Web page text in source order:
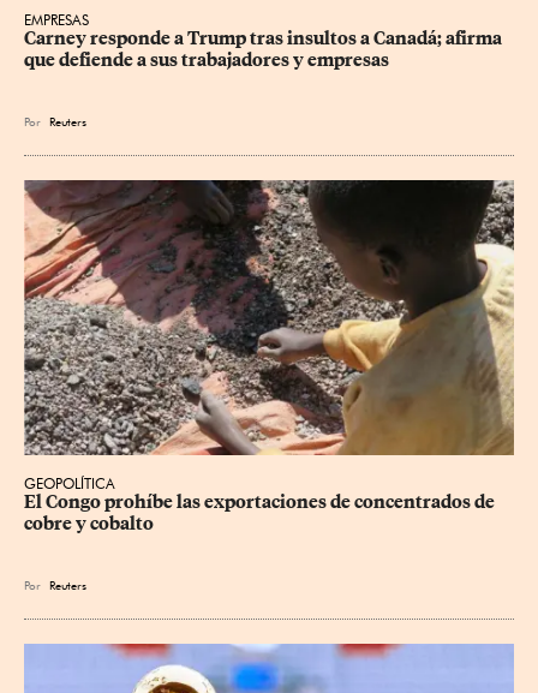
EMPRESAS
Carney responde a Trump tras insultos a Canadá; afirma
que defiende a sus trabajadores y empresas
Por Reuters
GEOPOLÍTICA
El Congo prohíbe las exportaciones de concentrados de
cobre y cobalto
Por Reuters